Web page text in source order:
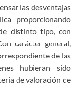
las desventajas
proporcionando
distinto tipo, con
carácter general,
de las
hubieran sido
de valoración de